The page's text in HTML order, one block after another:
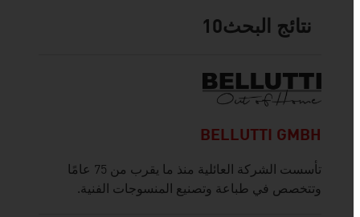
نتائج البحث10
BELLUTTI GMBH
تأسست الشركة العائلية منذ ما يقرب من 75 عامًا
وتتخصص في طباعة وتصنيع المنسوجات الفنية.